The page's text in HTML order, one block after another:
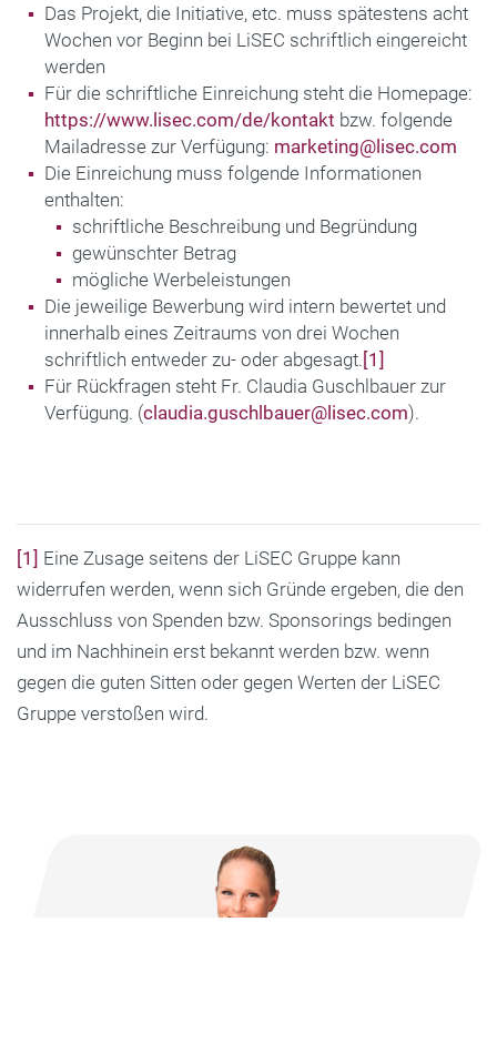
Das Projekt, die Initiative, etc. muss spätestens acht
Wochen vor Beginn bei LiSEC schriftlich eingereicht
werden
Für die schriftliche Einreichung steht die Homepage:
https://www.lisec.com/de/kontakt bzw. folgende
Mailadresse zur Verfügung: marketing@lisec.com
Die Einreichung muss folgende Informationen
enthalten:
schriftliche Beschreibung und Begründung
gewünschter Betrag
mögliche Werbeleistungen
Die jeweilige Bewerbung wird intern bewertet und
innerhalb eines Zeitraums von drei Wochen
schriftlich entweder zu- oder abgesagt. [1]
Für Rückfragen steht Fr. Claudia Guschlbauer zur
Verfügung. (claudia.guschlbauer@lisec.com).
[1] Eine Zusage seitens der LiSEC Gruppe kann
widerrufen werden, wenn sich Gründe ergeben, die den
Ausschluss von Spenden bzw. Sponsorings bedingen
und im Nachhinein erst bekannt werden bzw. wenn
gegen die guten Sitten oder gegen Werten der LiSEC
Gruppe verstoßen wird.